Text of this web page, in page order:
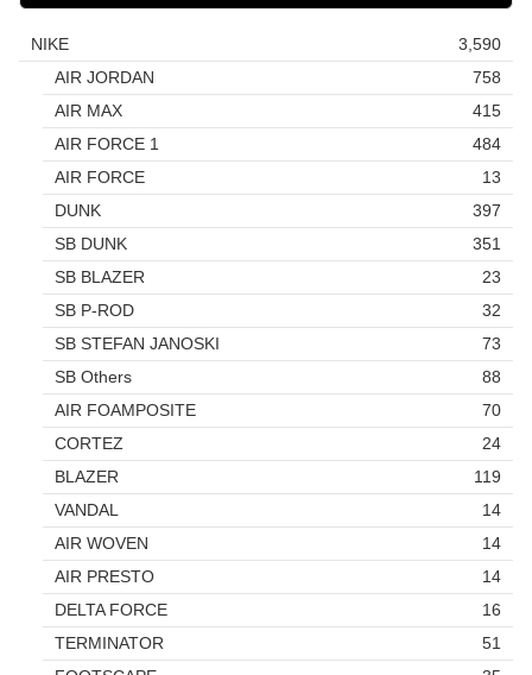
NIKE
3,590
AIR JORDAN
758
AIR MAX
415
AIR FORCE 1
484
AIR FORCE
13
DUNK
397
SB DUNK
351
SB BLAZER
23
SB P-ROD
32
SB STEFAN JANOSKI
73
SB Others
88
AIR FOAMPOSITE
70
CORTEZ
24
BLAZER
119
VANDAL
14
AIR WOVEN
14
AIR PRESTO
14
DELTA FORCE
16
TERMINATOR
51